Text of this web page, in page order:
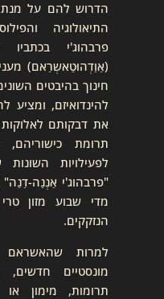
הדרוש להם על מנת
התיאולוגיה
פרבהוג'י בכתביו
(אַוַדְהוּטַאשְרַאם)
חינוך בהיבטים
להינדואיזם,
את דבקותם
תרומת
לפעילויות
"פרבהוג'י אַנְנַה-
מדי שבוע מזון
הנזקקים.
למרות שהאשראם
מונסטיים
תרומות, מימון או